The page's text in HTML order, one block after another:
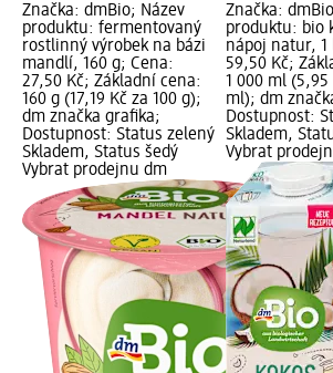
Značka: dmBio; Název
produktu: fermentovaný
rostlinný výrobek na bázi
mandlí, 160 g; Cena:
27,50 Kč; Základní cena:
160 g (17,19 Kč za 100 g);
dm značka grafika;
Dostupnost: Status zelený
Skladem, Status šedý
Vybrat prodejnu dm
Značka:
produktu: bio
nápoj natur, 1
59,50 Kč;
1 000 ml (5,95
ml); dm
Dostupnost:
Skladem,
Vybrat